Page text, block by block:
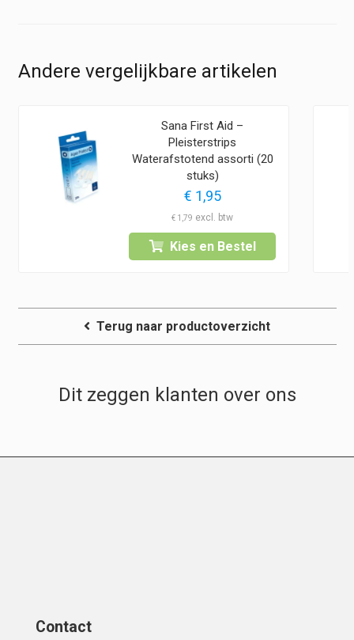
Andere vergelijkbare artikelen
Sana First Aid –
Pleisterstrips
Waterafstotend assorti (20
stuks)
€ 1,95
€ 1,79
Kies en Bestel
Terug naar productoverzicht
Dit zeggen klanten over ons
Contact